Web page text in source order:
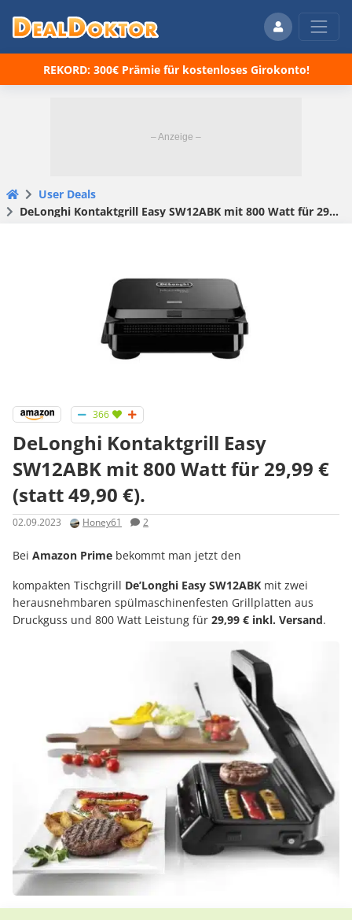
REKORD: 300€ Prämie für kostenloses Girokonto!
User Deals
DeLonghi Kontaktgrill Easy SW12ABK mit 800 Watt für 29,99 € (statt 49,90 €).
366
DeLonghi Kontaktgrill Easy
SW12ABK mit 800 Watt für 29,99 €
(statt 49,90 €).
02.09.2023 Honey61 2
Bei Amazon Prime bekommt man jetzt den
kompakten Tischgrill De’Longhi Easy SW12ABK mit zwei
herausnehmbaren spülmaschinenfesten Grillplatten aus
Druckguss und 800 Watt Leistung für 29,99 € inkl. Versand.